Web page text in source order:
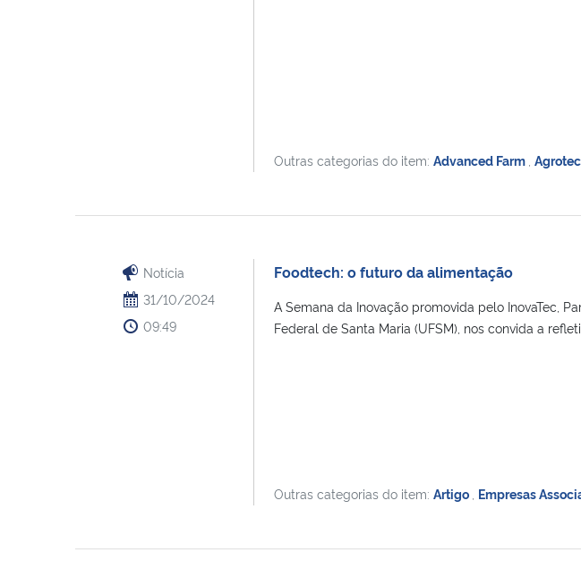
Outras categorias do item: Advanced Farm
Notícia
31/10/2024
09:49
Foodtech: o futuro da alimentação
A Semana da Inovação promovida pelo InovaTec,
Federal de Santa Maria (UFSM), nos convida a
Outras categorias do item: Artigo Empresas